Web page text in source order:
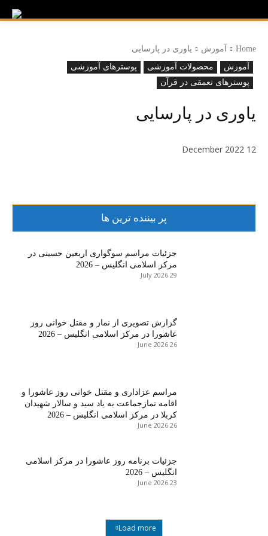
Home آموزش
یاوری در پارسایی
آموزش
محصولات آموزشی
پوسترهای آموزشی
پوسترهای تعمقی در قرآن
یاوری در پارسایی
12 December 2022
پر بیننده ترین ها
جزئیات مراسم سوگواری اربعین حسینی در
مرکز اسلامی انگلیس – 2026
29 July 2026
گزارش تصویری از نماز و مقتل خوانی روز
عاشورا در مرکز اسلامی انگلیس – 2026
26 June 2026
مراسم عزاداری و مقتل خوانی روز عاشورا و
اقامه نمازجماعت به یاد سید و سالار شهیدان
کربلا در مرکز اسلامی انگلیس – 2026
26 June 2026
جزئیات برنامه روز عاشورا در مرکز اسلامی
انگلیس – 2026
23 June 2026
Load more